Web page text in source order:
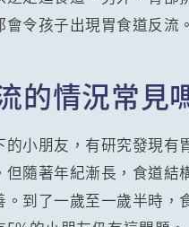
令孩子出現胃食道反流。
的情況常見
小朋友，有研究發現
隨著年紀漸長，食道
到了一歲至一歲半時